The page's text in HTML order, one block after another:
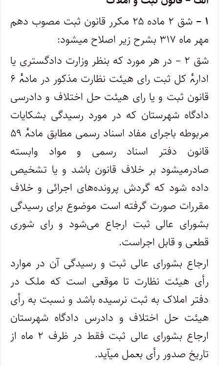
۱ –
شق ۲ ماده ۲۵ مکرر قانون ثبت مصوب دهم
مهر ماه ۳۱۷ بشرح زیر اصلاح میشود:
‌شق ۲ – در هر مورد که بنظر وزارت دادگستری یا
ادارۂ کل ثبت رای هیئت نظارت مذکور در مادۂ ۶
قانون ثبت و یا رای هیئت حل اختلاف و دادرسی
‌دادگاه شهرستان که در مورد رسیدگی بشکایات
مربوطه باجرای مفاد اسناد رسمی مطابق مادۂ ۵۹
قانون دفتر اسناد رسمی و مواد وابسته
صادر‌میشود بر خلاف قانون باشد و یا تشخیص
داده شود که گردش پرونده‌های اجرائی و خلاف
مقررات صورت گرفته است موضوع برای رسیدگی
بشورای عالی ثبت ارجاع می‌شود و رای شوری
قطعی و قابل اجراست.
‌ارجاع بشورای عالی ثبت و رسیدگی آن در موارد
رأی هیئت نظارت تا موقعی است که ملک در
دفتر املاک به ثبت نرسیده باشد و نسبت به رأی
هیئت‌ حل اختلاف و دادرس دادگاه شهرستان
ارجاع بشورای عالی ثبت فقط در ظرف ۲ ماه از
تاریخ صدور رأی بعمل میآید.